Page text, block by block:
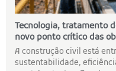
Tecnologia, tratamento
novo ponto crítico das
A construção civil está
sustentabilidade,